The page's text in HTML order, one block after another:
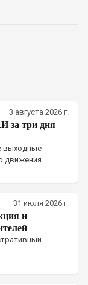
3 августа 2026 г.
за три дня
выходные
движения
31 июля 2026 г.
и